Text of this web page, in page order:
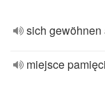
sich gewöhnen
miejsce pamięci